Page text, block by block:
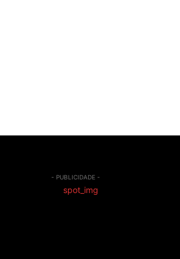
- PUBLICIDADE -